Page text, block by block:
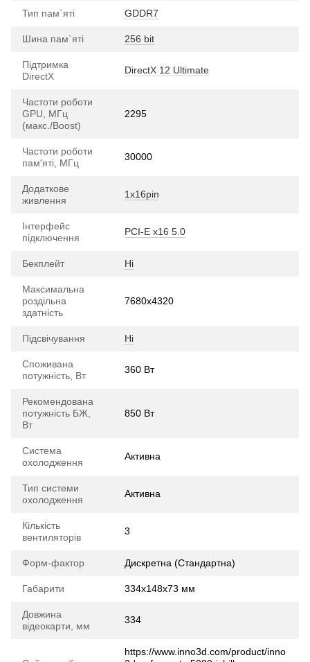
Тип пам`яті GDDR7
Шина пам`яті 256 bit
Підтримка
DirectX
DirectX 12 Ultimate
Частоти роботи
GPU, МГц
(макс./Boost)
2295
Частоти роботи
пам'яті, МГц
30000
Додаткове
живлення
1х16pin
Інтерфейс
підключення
PCI-E х16 5.0
Бекплейт Ні
Максимальна
роздільна
здатність
7680x4320
Підсвічування Ні
Споживана
потужність, Вт
360 Вт
Рекомендована
потужність БЖ,
Вт
850 Вт
Система
охолодження
Активна
Тип системи
охолодження
Активна
Кількість
вентиляторів
3
Форм-фактор Дискретна (Стандартна)
Габарити 334x148x73 мм
Довжина
відеокарти, мм
334
https://www.inno3d.com/product/inno